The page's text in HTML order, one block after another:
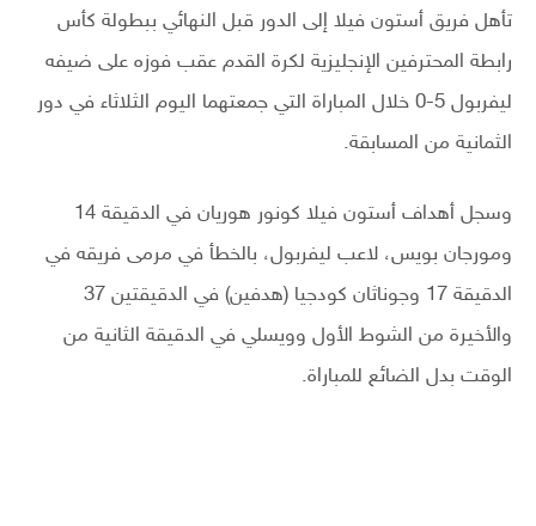
تأهل فريق أستون فيلا إلى الدور قبل النهائي ببطولة كأس
رابطة المحترفين الإنجليزية لكرة القدم عقب فوزه على ضيفه
ليفربول 5-0 خلال المباراة التي جمعتهما اليوم الثلاثاء في دور
الثمانية من المسابقة.
وسجل أهداف أستون فيلا كونور هوريان في الدقيقة 14
ومورجان بويس، لاعب ليفربول، بالخطأ في مرمى فريقه في
الدقيقة 17 وجوناثان كودجيا (هدفين) في الدقيقتين 37
والأخيرة من الشوط الأول وويسلي في الدقيقة الثانية من
الوقت بدل الضائع للمباراة.